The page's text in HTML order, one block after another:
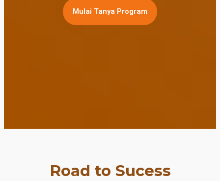
Mulai Tanya Program
Road to Sucess